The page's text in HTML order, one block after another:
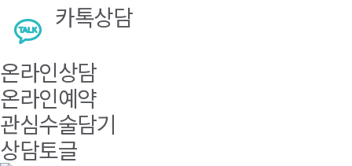
카톡상담
온라인상담
온라인예약
관심수술담기
상담토글